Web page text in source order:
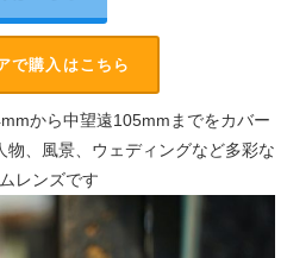
で購入はこちら
から中望遠105mmまでをカバー
物、風景、ウェディングなど多彩な
レンズです